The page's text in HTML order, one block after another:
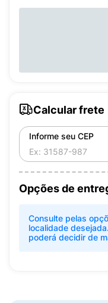
Calcular frete
Informe seu CEP
Opções de
Consulte pelas
localidade
poderá decidir de